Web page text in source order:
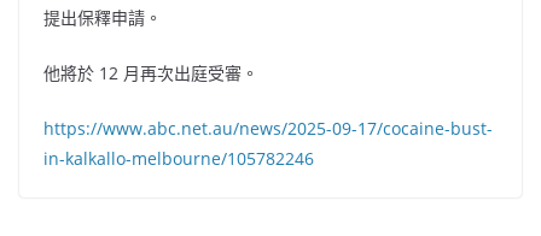
提出保釋申請。
他將於 12 月再次出庭受審。
https://www.abc.net.au/news/2025-09-17/cocaine-bust-
in-kalkallo-melbourne/105782246